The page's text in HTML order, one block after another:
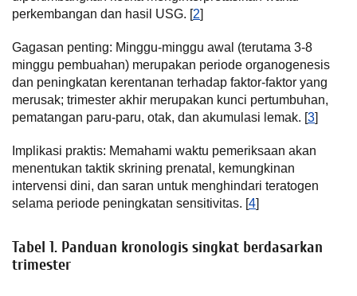
perkembangan dan hasil USG. [2]
Gagasan penting: Minggu-minggu awal (terutama 3-8
minggu pembuahan) merupakan periode organogenesis
dan peningkatan kerentanan terhadap faktor-faktor yang
merusak; trimester akhir merupakan kunci pertumbuhan,
pematangan paru-paru, otak, dan akumulasi lemak. [3]
Implikasi praktis: Memahami waktu pemeriksaan akan
menentukan taktik skrining prenatal, kemungkinan
intervensi dini, dan saran untuk menghindari teratogen
selama periode peningkatan sensitivitas. [4]
Tabel 1. Panduan kronologis singkat berdasarkan
trimester